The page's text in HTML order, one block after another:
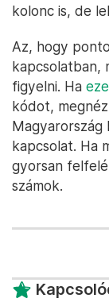
kolonc is, de
Az, hogy
kapcsolatban,
figyelni. Ha
kódot,
kapcsolat. Ha
gyorsan
számok.